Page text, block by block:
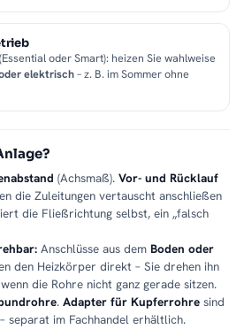
(Essential oder Smart): heizen Sie wahlweise
elektrisch– z. B. im Sommer ohne
(Achsmaß). Vor- und Rücklauf
die Zuleitungen vertauscht anschließen
die Fließrichtung selbst, ein „falsch
Anschlüsse aus dem Boden oder
den Heizkörper direkt – Sie drehen ihn
die Rohre nicht ganz gerade sitzen.
. Adapter für Kupferrohre sind
separat im Fachhandel erhältlich.